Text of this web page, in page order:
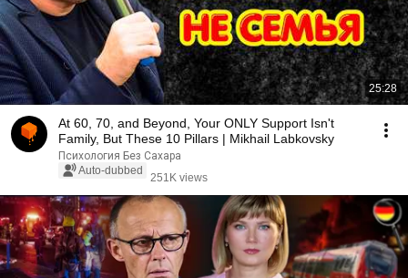
25:28
At 60, 70, and Beyond, Your ONLY Support Isn't
Family, But These 10 Pillars | Mikhail Labkovsky
Психология Без Сахара
Auto-dubbed
251K views